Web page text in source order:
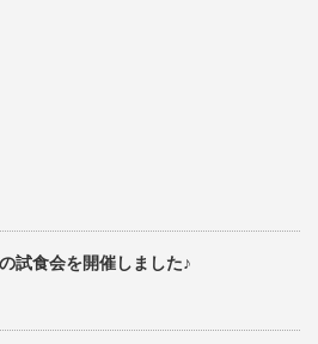
試食会を開催しました♪